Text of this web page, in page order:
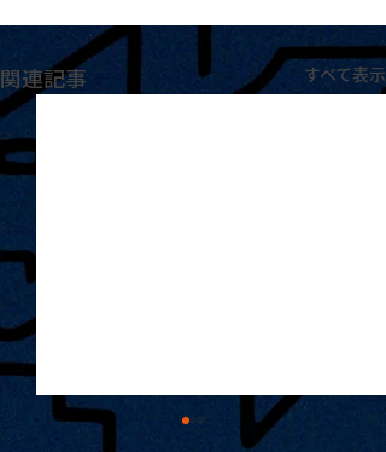
関連記事 すべて表示